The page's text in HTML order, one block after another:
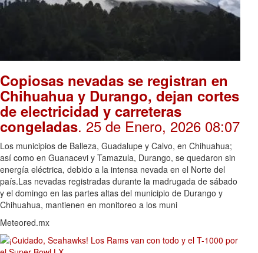
Copiosas nevadas se registran en
Chihuahua y Durango, dejan cortes
de electricidad y carreteras
congeladas. 25 de Enero, 2026 08:07
Los municipios de Balleza, Guadalupe y Calvo, en Chihuahua;
así como en Guanacevi y Tamazula, Durango, se quedaron sin
energía eléctrica, debido a la intensa nevada en el Norte del
país.Las nevadas registradas durante la madrugada de sábado
y el domingo en las partes altas del municipio de Durango y
Chihuahua, mantienen en monitoreo a los muni
Meteored.mx